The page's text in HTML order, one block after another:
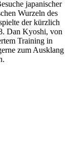
japanischer
Wurzeln des
der kürzlich
Dan Kyoshi, von
Training in
zum Ausklang